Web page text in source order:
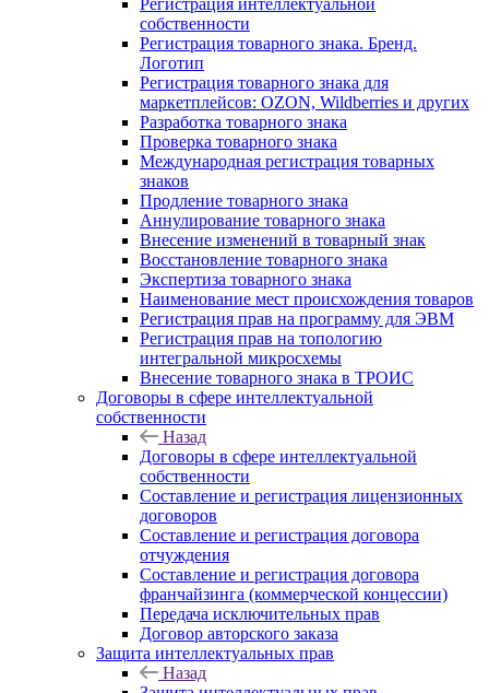
Регистрация интеллектуальной
собственности
Регистрация товарного знака. Бренд.
Логотип
Регистрация товарного знака для
маркетплейсов: OZON, Wildberries и других
Разработка товарного знака
Проверка товарного знака
Международная регистрация товарных
знаков
Продление товарного знака
Аннулирование товарного знака
Внесение изменений в товарный знак
Восстановление товарного знака
Экспертиза товарного знака
Наименование мест происхождения товаров
Регистрация прав на программу для ЭВМ
Регистрация прав на топологию
интегральной микросхемы
Внесение товарного знака в ТРОИС
Договоры в сфере интеллектуальной
собственности
Назад
Договоры в сфере интеллектуальной
собственности
Составление и регистрация лицензионных
договоров
Составление и регистрация договора
отчуждения
Составление и регистрация договора
франчайзинга (коммерческой концессии)
Передача исключительных прав
Договор авторского заказа
Защита интеллектуальных прав
Назад